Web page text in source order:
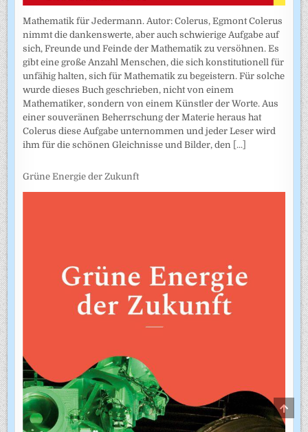
Mathematik für Jedermann. Autor: Colerus, Egmont Colerus
nimmt die dankenswerte, aber auch schwierige Aufgabe auf
sich, Freunde und Feinde der Mathematik zu versöhnen. Es
gibt eine große Anzahl Menschen, die sich konstitutionell für
unfähig halten, sich für Mathematik zu begeistern. Für solche
wurde dieses Buch geschrieben, nicht von einem
Mathematiker, sondern von einem Künstler der Worte. Aus
einer souveränen Beherrschung der Materie heraus hat
Colerus diese Aufgabe unternommen und jeder Leser wird
ihm für die schönen Gleichnisse und Bilder, den [...]
Grüne Energie der Zukunft
TO
TOP